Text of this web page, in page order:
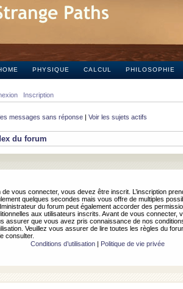
PHYSIQUE CALCUL PHILOSOPHIE
Inscription
messages sans réponse | Voir les sujets actifs
du forum
de vous connecter, vous devez être inscrit. L’inscription
quelques secondes mais vous offre de multiples
du forum peut également accorder des
aux utilisateurs inscrits. Avant de vous connecter,
assurer que vous avez pris connaissance de nos
Veuillez vous assurer de lire toutes les règles du
consulter.
Conditions d’utilisation| Politique de vie privée